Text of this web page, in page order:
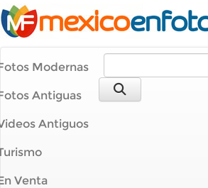
Modernas
Antiguas
Antiguos
Venta